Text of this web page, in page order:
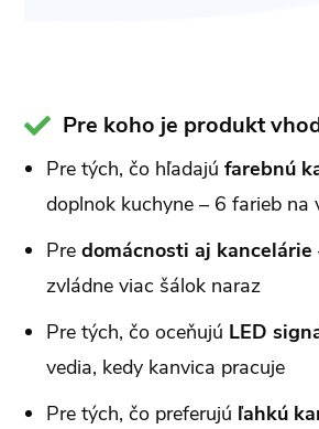
Pre koho je produkt
Pre tých, čo hľadajú farebnú
doplnok kuchyne – 6 farieb na
Pre domácnosti aj kancelárie
zvládne viac šálok naraz
Pre tých, čo oceňujú LED
vedia, kedy kanvica pracuje
Pre tých, čo preferujú ľahkú